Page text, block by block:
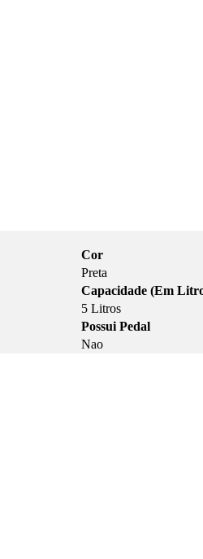
Cor
Preta
Capacidade (Em
5 Litros
Possui Pedal
Nao